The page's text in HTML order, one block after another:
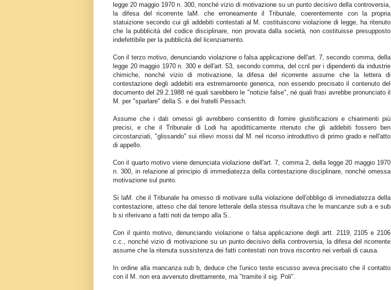
legge 20 maggio 1970 n. 300, nonché vizio di motivazione su un punto decisivo della controversia,
la difesa del ricorrente laM. che erroneamente il Tribunale, coerentemente con la propria
statuizione secondo cui gli addebiti contestati al M. costituiscono violazione di legge, ha ritenuto
che la pubblicità del codice disciplinare, non provata dalla società, non costituisse presupposto
indefettibile per la pubblicità del licenziamento.
Con il terzo motivo, denunciando violazione o falsa applicazione dell'art. 7, secondo comma, della
legge 20 maggio 1970 n. 300 e dell'art. 53, secondo comma, del ccnl per i dipendenti da industrie
chimiche, nonché vizio di motivazione, la difesa del ricorrente assume che la lettera di
contestazione degli addebiti era estremamente generica, non essendo precisato il contenuto del
documento del 29.2.1988 né quali sarebbero le "notizie false", né quali frasi avrebbe pronunciato il
M. per "sparlare" della S. e dei fratelli Pessach.
Assume che i dati omessi gli avrebbero consentito di fornire giustificazioni e chiarimenti più
precisi, e che il Tribunale di Lodi ha apoditticamente ritenuto che gli addebiti fossero ben
circostanziati, "glissando" sui rilievi mossi dal M. nel ricorso introduttivo di primo grado e nell'atto
di appello.
Con il quarto motivo viene denunciata violazione dell'art. 7, comma 2, della legge 20 maggio 1970
n. 300, in relazione al principio di immediatezza della contestazione disciplinare, nonché omessa
motivazione sul punto.
Si laM. che il Tribunale ha omesso di motivare sulla violazione dell'obbligo di immediatezza della
contestazione, atteso che dal tenore letterale della stessa risultava che le mancanze sub a e sub
b si riferivano a fatti noti da tempo alla S..
Con il quinto motivo, denunciando violazione o falsa applicazione degli artt. 2119, 2105 e 2106
c.c., nonché vizio di motivazione su un punto decisivo della controversia, la difesa del ricorrente
assume che la ritenuta sussistenza dei fatti contestati non trova riscontro nei verbali di causa.
In ordine alla mancanza sub b, deduce che l'unico teste escusso aveva precisato che il contatto
con il M. non era avvenuto direttamente, ma "tramite il sig. Poli".